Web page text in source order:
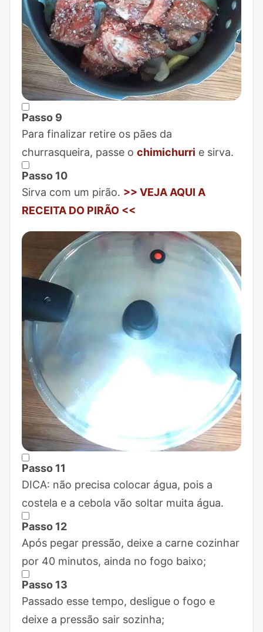
Passo 9
Marcar Passo 9 como concluído
Para finalizar retire os pães da
churrasqueira, passe o chimichurri e sirva.
Passo 10
Marcar Passo 10 como concluído
Sirva com um pirão. >> VEJA AQUI A
RECEITA DO PIRÃO <<
Passo 11
Marcar Passo 11 como concluído
DICA: não precisa colocar água, pois a
costela e a cebola vão soltar muita água.
Passo 12
Marcar Passo 12 como concluído
Após pegar pressão, deixe a carne cozinhar
por 40 minutos, ainda no fogo baixo;
Passo 13
Marcar Passo 13 como concluído
Passado esse tempo, desligue o fogo e
deixe a pressão sair sozinha;